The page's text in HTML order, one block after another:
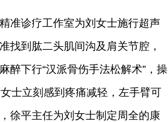
准诊疗工作室为刘女士施行超声
找到肱二头肌间沟及肩关节腔，
醉下行“汉派骨伤手法松解术”，操
士立刻感到疼痛减轻，左手臂可
徐平主任为刘女士制定周全的康